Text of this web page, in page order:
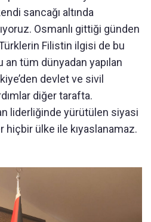
sancağı altında
Osmanlı gittiği günden
Filistin ilgisi de bu
an tüm dünyadan yapılan
devlet ve sivil
diğer tarafta.
liderliğinde yürütülen siyasi
ülke ile kıyaslanamaz.